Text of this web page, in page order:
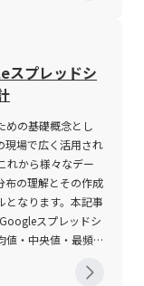
ンプライドボラテ
「ブラック‐ショー
り、投資家にとっ
こうした背景か
全てを物語るわけ
のバランスが重要視
体的に用いる場
ー・レンジ(TR)」と
式で示されることが
ティ(%) ＝ 当日の
当日の高値と安値
のボラティリティ
ティリティが高
注文が予想より不
め、リスク管理の
クの範囲内で取
。 さらに、テク
やヒストリカル・ボ
ンジ）などが活用
十分に理解していな
。 市場の時間帯に
さらには政治的・
新の市場情報と分析
策定が求められる
。これらの機能を
更新され、経営層
人事シス
します。第一に、
する必要がありま
が、例えば採用活
キャリアデータの一
ム機能も大きく異な
に把握し、システ
価することが求めら
入方式――が自社の
分野で発展してき
プロジェクトマネ
意思決定を行うた
デシジョンツリー
予測やリスク評価
します。 デシジョ
い、意思決定の各段
の始点である意思決
の後に続く確率ノ
結論や結果を示す終
通じて、各分岐に
計算することが可
スプレッドシ
めの基礎概念とし
現場で広く活用され
れから様々なデー
布の理解とその作成
となります。本記事
スプレッドシ
値・中央値・最頻値
体例を交えて詳細